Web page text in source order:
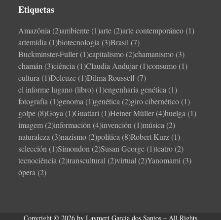
Etiquetas
Amazônia (2)ambiente (1)arte (2)arte contemporáneo (1)
artemídia (1)biotecnología (3)Brasil (7)
Buckminster-Fuller(1)capitalismo (2)chamanismo (3)
chamán (3)ciência (1)Claudia Andujar(1)consumo (1)
cultura (1)Deleuze (1)Dilma Rousseff (7)
el informe lugano (libro) (1)engenharia genética (1)
fotografía (1)genoma (1)genética (2)giro cibernético (1)
golpe (8)Goya (1)Guattari (1)Heiner Müller(4)huelga (1)
imagem (2)información (4)invención (1)música (2)
naturaleza (3)nazismo (2)política (8)Robert Kurz (1)
selección (1)Simondon (2)Susan George (1)teatro (2)
tecnociência (2)transcultural (2)virtual (2)Yanomami (3)
ópera (2)
Copyright © 2026 by Laymert Garcia dos Santos – All Rights